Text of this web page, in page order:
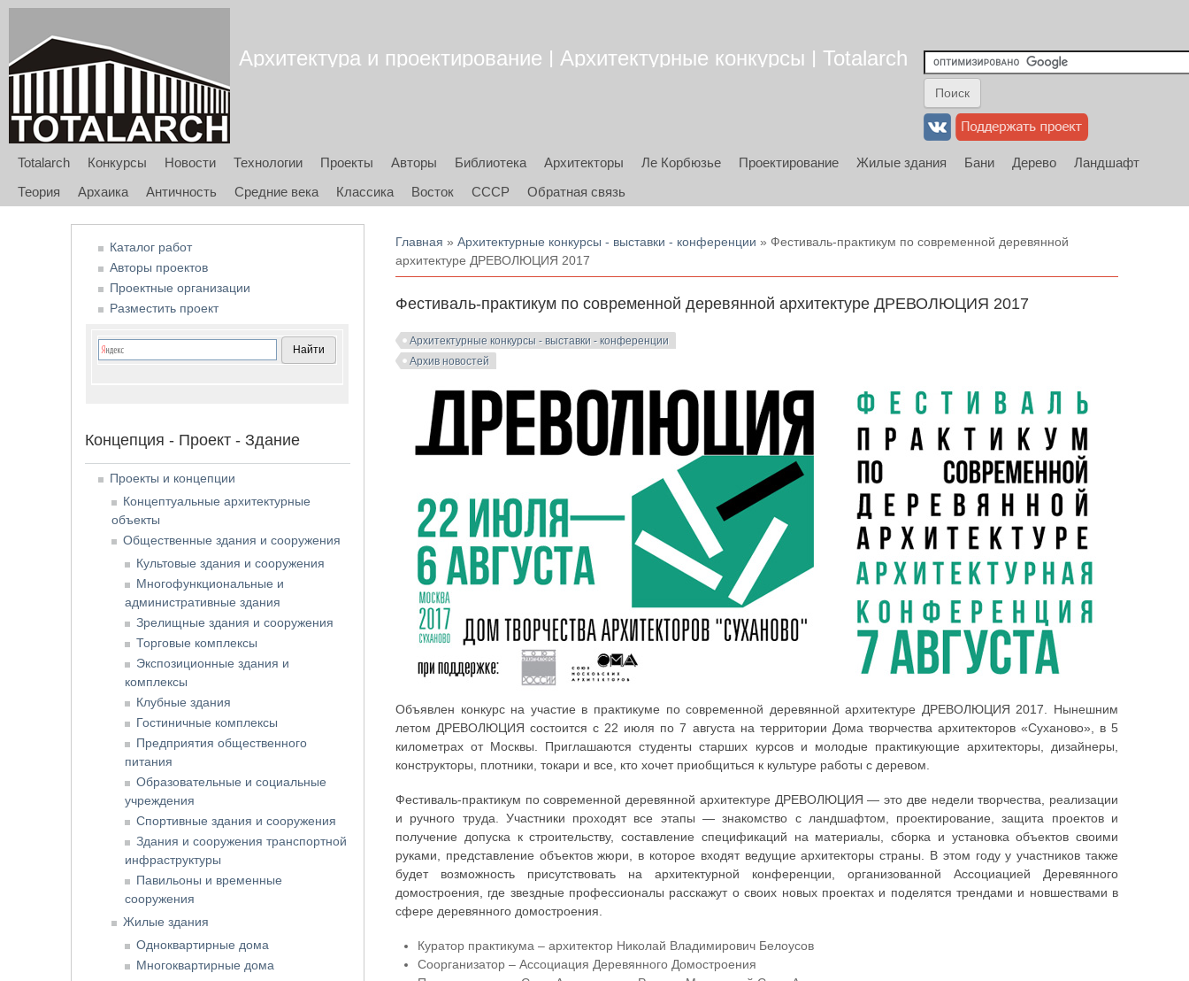
Архитектура и проектирование | Архитектурные конкурсы | Totalarch
Totalarch Конкурсы Новости Технологии Проекты Авторы Библиотека Архитекторы Ле Корбюзье Проектирование Жилые здания Бани Дерево
Ландшафт
Теория
Архаика Античность Средние века Классика Восток СССР Обратная связь
Вы здесь
Главная »Архитектурные конкурсы - выставки - конференции » Фестиваль-практикум по современной деревянной
архитектуре ДРЕВОЛЮЦИЯ 2017
Фестиваль-практикум по современной деревянной архитектуре ДРЕВОЛЮЦИЯ 2017
Архитектурные конкурсы - выставки - конференции
Архив новостей
Объявлен конкурс на участие в практикуме по современной деревянной архитектуре ДРЕВОЛЮЦИЯ 2017. Нынешним
летом ДРЕВОЛЮЦИЯ состоится с 22 июля по 7 августа на территории Дома творчества архитекторов «Суханово», в 5
километрах от Москвы. Приглашаются студенты старших курсов и молодые практикующие архитекторы, дизайнеры,
конструкторы, плотники, токари и все, кто хочет приобщиться к культуре работы с деревом.
Фестиваль-практикум по современной деревянной архитектуре ДРЕВОЛЮЦИЯ — это две недели творчества, реализации
и ручного труда. Участники проходят все этапы — знакомство с ландшафтом, проектирование, защита проектов и
получение допуска к строительству, составление спецификаций на материалы, сборка и установка объектов своими
руками, представление объектов жюри, в которое входят ведущие архитекторы страны. В этом году у участников также
будет возможность присутствовать на архитектурной конференции, организованной Ассоциацией Деревянного
домостроения, где звездные профессионалы расскажут о своих новых проектах и поделятся трендами и новшествами в
сфере деревянного домостроения.
Куратор практикума – архитектор Николай Владимирович Белоусов
Соорганизатор – Ассоциация Деревянного Домостроения
Каталог работ
Авторы проектов
Проектные организации
Разместить проект
Концепция - Проект - Здание
Проекты и концепции
Концептуальные архитектурные
объекты
Общественные здания и сооружения
Культовые здания и сооружения
Многофункциональные и
административные здания
Зрелищные здания и сооружения
Торговые комплексы
Экспозиционные здания и
комплексы
Клубные здания
Гостиничные комплексы
Предприятия общественного
питания
Образовательные и социальные
учреждения
Спортивные здания и сооружения
Здания и сооружения транспортной
инфраструктуры
Павильоны и временные
сооружения
Жилые здания
Одноквартирные дома
Многоквартирные дома